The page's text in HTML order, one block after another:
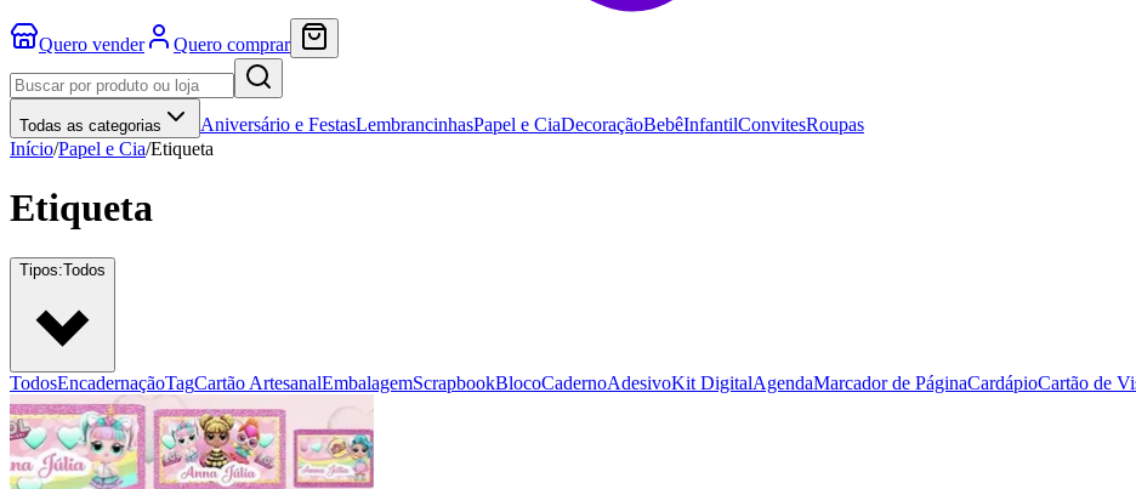
Quero vender Quero comprar
Todas as categorias Aniversário e FestasLembrancinhasPapel e CiaDecoraçãoBebêInfantilConvitesRoupas
Início/Papel e Cia/Etiqueta
Etiqueta
Tipos:Todos
TodosEncadernaçãoTagCartão ArtesanalEmbalagemScrapbookBlocoCadernoAdesivoKit DigitalAgendaMarcador de PáginaCardápioCartão de